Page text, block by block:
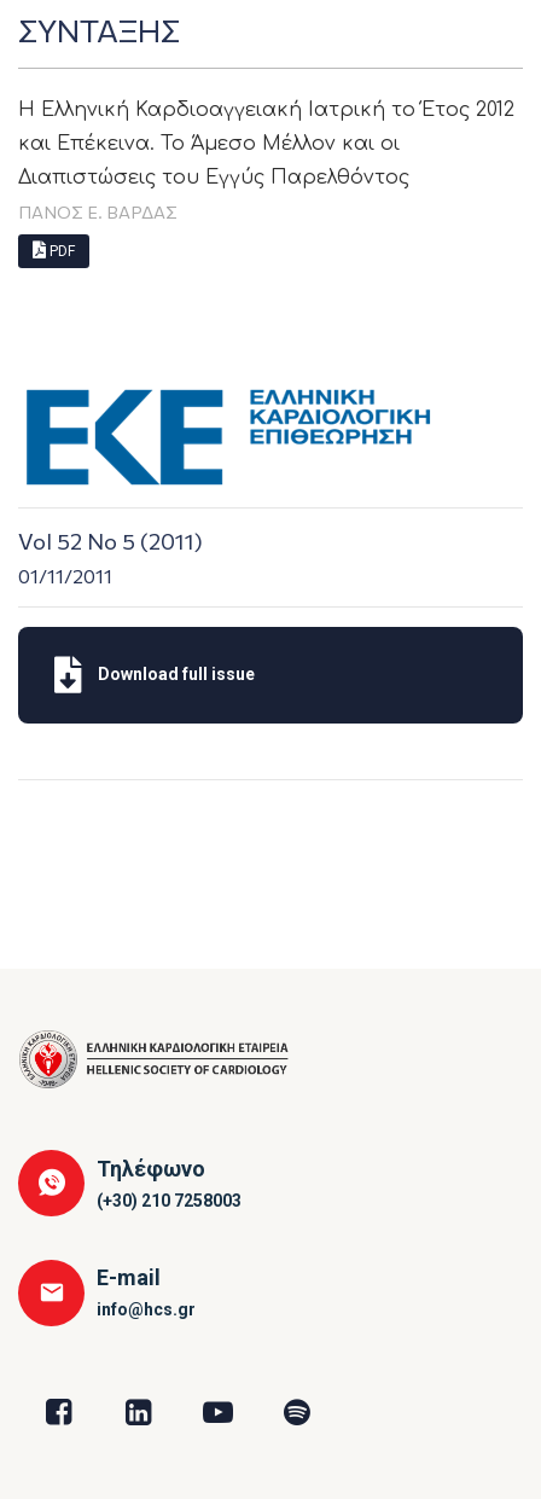
ΣΥΝΤΑΞΗΣ
Η Ελληνική Καρδιοαγγειακή Ιατρική το Έτος 2012
και Επέκεινα. Το Άμεσο Μέλλον και οι
Διαπιστώσεις του Εγγύς Παρελθόντος
ΠΑΝΟΣ Ε. ΒΑΡΔΑΣ
PDF
Vol 52 No 5 (2011)
01/11/2011
Download full issue
Τηλέφωνο
(+30) 210 7258003
E-mail
info@hcs.gr